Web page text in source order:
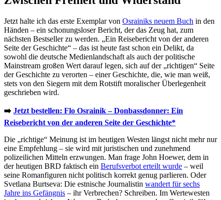
Jetzt halte ich das erste Exemplar von Osrainiks neuem Buch in den
Händen – ein schonungsloser Bericht, der das Zeug hat, zum
nächsten Bestseller zu werden. „Ein Reisebericht von der anderen
Seite der Geschichte“ – das ist heute fast schon ein Delikt, da
sowohl die deutsche Medienlandschaft als auch der politische
Mainstream großen Wert darauf legen, sich auf der „richtigen“ Seite
der Geschichte zu verorten – einer Geschichte, die, wie man weiß,
stets von den Siegern mit dem Rotstift moralischer Überlegenheit
geschrieben wird.
➡️ Jetzt bestellen: Flo Osrainik – Donbassdonner: Ein
Reisebericht von der anderen Seite der Geschichte*
Die „richtige“ Meinung ist im heutigen Westen längst nicht mehr nur
eine Empfehlung – sie wird mit juristischen und zunehmend
polizeilichen Mitteln erzwungen. Man frage John Hoewer, dem in
der heutigen BRD faktisch ein Berufsverbot erteilt wurde – weil
seine Romanfiguren nicht politisch korrekt genug parlieren. Oder
Svetlana Burtseva: Die estnische Journalistin wandert für sechs
Jahre ins Gefängnis – ihr Verbrechen? Schreiben. Im Wertewesten